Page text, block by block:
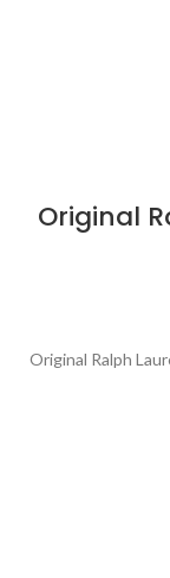
Original
Original Ralph